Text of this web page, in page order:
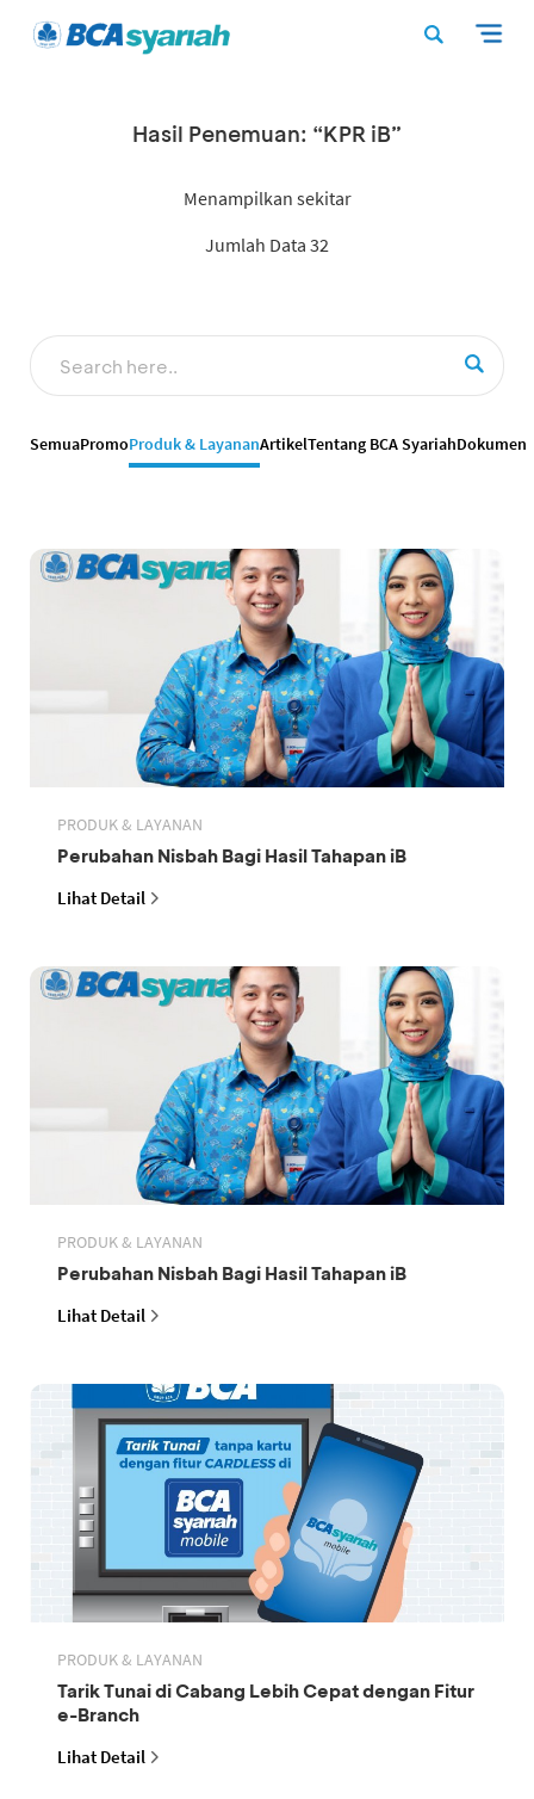
Hasil Penemuan: “KPR iB”
Menampilkan sekitar
Jumlah Data 32
SemuaPromoProduk & LayananArtikelTentang BCA SyariahDokumen
PRODUK & LAYANAN
Perubahan Nisbah Bagi Hasil Tahapan iB
Lihat Detail
PRODUK & LAYANAN
Perubahan Nisbah Bagi Hasil Tahapan iB
Lihat Detail
PRODUK & LAYANAN
Tarik Tunai di Cabang Lebih Cepat dengan Fitur
e-Branch
Lihat Detail